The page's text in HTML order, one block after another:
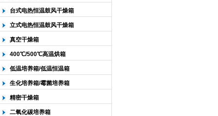
台式电热恒温鼓风干燥箱
立式电热恒温鼓风干燥箱
真空干燥箱
400℃/500℃高温烘箱
低温培养箱/低温恒温箱
生化培养箱/霉菌培养箱
精密干燥箱
二氧化碳培养箱